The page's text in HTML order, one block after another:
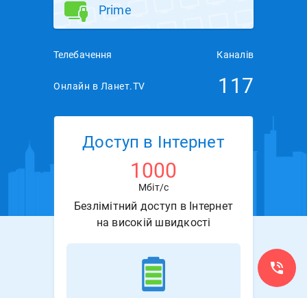
Prime
Телебачення Каналів
Онлайн в Ланет.TV 117
Доступ в Інтернет
1000
Мбіт/с
Безлімітний доступ в Інтернет
на високій швидкості